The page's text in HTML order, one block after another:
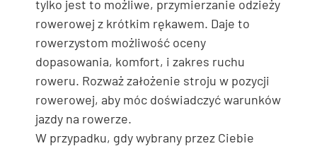
tylko jest to możliwe, przymierzanie odzieży
rowerowej z krótkim rękawem. Daje to
rowerzystom możliwość oceny
dopasowania, komfort, i zakres ruchu
roweru. Rozważ założenie stroju w pozycji
rowerowej, aby móc doświadczyć warunków
jazdy na rowerze.
W przypadku, gdy wybrany przez Ciebie